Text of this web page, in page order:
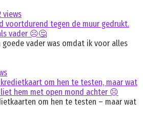
views
voortdurend tegen de muur gedrukt.
vader ☹️🤔
vader was omdat ik voor alles
om hen te testen, maar wat
hem met open mond achter ☹️
om hen te testen – maar wat